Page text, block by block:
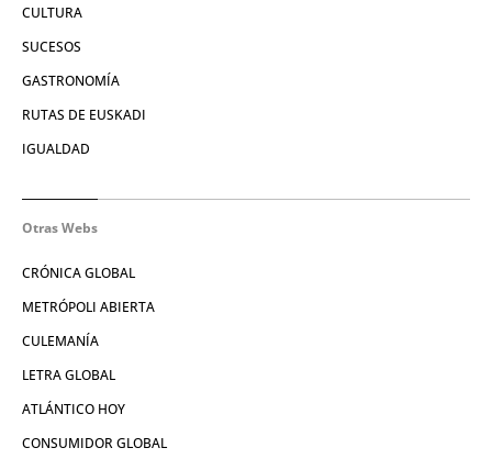
CULTURA
SUCESOS
GASTRONOMÍA
RUTAS DE EUSKADI
IGUALDAD
Otras Webs
CRÓNICA GLOBAL
METRÓPOLI ABIERTA
CULEMANÍA
LETRA GLOBAL
ATLÁNTICO HOY
CONSUMIDOR GLOBAL